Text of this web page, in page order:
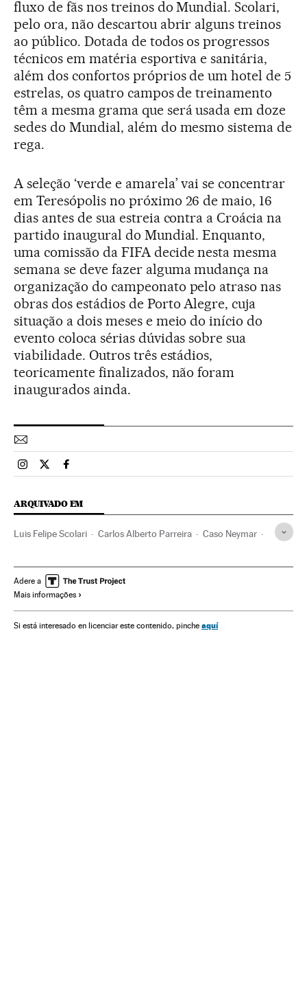
fluxo de fãs nos treinos do Mundial. Scolari,
pelo ora, não descartou abrir alguns treinos
ao público. Dotada de todos os progressos
técnicos em matéria esportiva e sanitária,
além dos confortos próprios de um hotel de 5
estrelas, os quatro campos de treinamento
têm a mesma grama que será usada em doze
sedes do Mundial, além do mesmo sistema de
rega.
A seleção ‘verde e amarela’ vai se concentrar
em Teresópolis no próximo 26 de maio, 16
dias antes de sua estreia contra a Croácia na
partido inaugural do Mundial. Enquanto,
uma comissão da FIFA decide nesta mesma
semana se deve fazer alguma mudança na
organização do campeonato pelo atraso nas
obras dos estádios de Porto Alegre, cuja
situação a dois meses e meio do início do
evento coloca sérias dúvidas sobre sua
viabilidade. Outros três estádios,
teoricamente finalizados, não foram
inaugurados ainda.
Esportes El País Brasil en Instagram
Esportes El País Brasil en Twitter
Esportes El País Brasil en Facebook
ARQUIVADO EM
Luis Felipe Scolari Carlos Alberto Parreira Caso Neymar
Estado Rio de Janeiro Contratos
Copa do Mundo Futebol
Esportistas Futebol América do Sul América Latina
Adere a
Mais informações
Si está interesado en licenciar este contenido, pinche aquí